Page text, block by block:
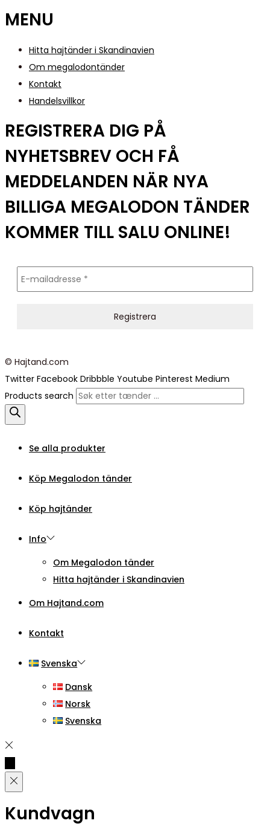
MENU
Hitta hajtänder i Skandinavien
Om megalodontänder
Kontakt
Handelsvillkor
REGISTRERA DIG PÅ
NYHETSBREV OCH FÅ
MEDDELANDEN NÄR NYA
BILLIGA MEGALODON TÄNDER
KOMMER TILL SALU ONLINE!
© Hajtand.com
Twitter Facebook Dribbble Youtube Pinterest Medium
Products search
Se alla produkter
Köp Megalodon tänder
Köp hajtänder
Info
Om Megalodon tänder
Hitta hajtänder i Skandinavien
Om Hajtand.com
Kontakt
Svenska
Dansk
Norsk
Svenska
Kundvagn